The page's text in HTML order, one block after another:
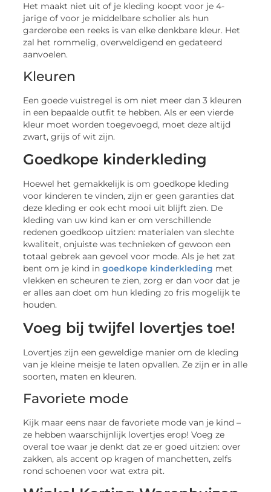
Het maakt niet uit of je kleding koopt voor je 4-
jarige of voor je middelbare scholier als hun
garderobe een reeks is van elke denkbare kleur. Het
zal het rommelig, overweldigend en gedateerd
aanvoelen.
Kleuren
Een goede vuistregel is om niet meer dan 3 kleuren
in een bepaalde outfit te hebben. Als er een vierde
kleur moet worden toegevoegd, moet deze altijd
zwart, grijs of wit zijn.
Goedkope kinderkleding
Hoewel het gemakkelijk is om goedkope kleding
voor kinderen te vinden, zijn er geen garanties dat
deze kleding er ook echt mooi uit blijft zien. De
kleding van uw kind kan er om verschillende
redenen goedkoop uitzien: materialen van slechte
kwaliteit, onjuiste was technieken of gewoon een
totaal gebrek aan gevoel voor mode. Als je het zat
bent om je kind ingoedkope kinderkleding met
vlekken en scheuren te zien, zorg er dan voor dat je
er alles aan doet om hun kleding zo fris mogelijk te
houden.
Voeg bij twijfel lovertjes toe!
Lovertjes zijn een geweldige manier om de kleding
van je kleine meisje te laten opvallen. Ze zijn er in alle
soorten, maten en kleuren.
Favoriete mode
Kijk maar eens naar de favoriete mode van je kind –
ze hebben waarschijnlijk lovertjes erop! Voeg ze
overal toe waar je denkt dat ze er goed uitzien: over
zakken, als accent op kragen of manchetten, zelfs
rond schoenen voor wat extra pit.